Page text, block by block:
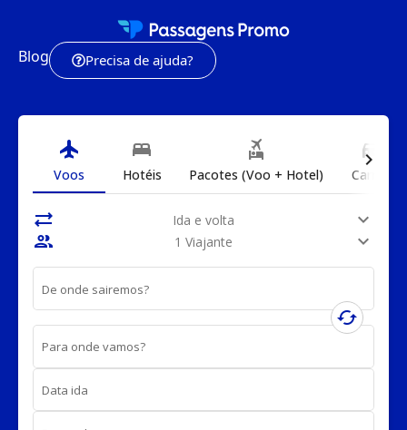
Blog Precisa de ajuda?
flight
Voos
bed
Hotéis
flights_and_hotels
Pacotes (Voo + Hotel)
directions_car
Carros
sync_alt Ida e volta
expand_more
people
1 Viajante expand_more
De onde sairemos?
cached
Para onde vamos?
Data ida
chevron_right